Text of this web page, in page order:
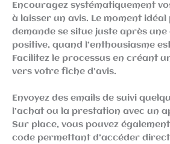
Encouragez systématiquement
à laisser un avis. Le moment
demande se situe juste après une
positive, quand l’enthousiasme
Facilitez le processus en créant
vers votre fiche d’avis.
Envoyez des emails de suivi
l’achat ou la prestation avec un
Sur place, vous pouvez
code permettant d’accéder